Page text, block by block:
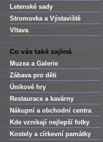
Letenské sady
Stromovka a Výstaviště
Vltava
Co vás také zajímá
Muzea a Galerie
Zábava pro děti
Únikové hry
Restaurace a kavárny
Nákupní a obchodní centra
Kde vznikají nejlepší fotky
Kostely a církevní památky